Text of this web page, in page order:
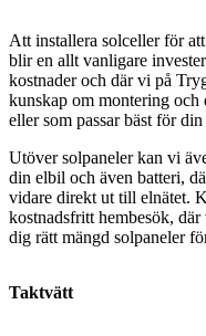
Att installera solceller för
blir en allt vanligare
kostnader och där vi på
kunskap om montering och
eller som passar bäst för
Utöver solpaneler kan vi
din elbil och även batteri,
vidare direkt ut till elnätet.
kostnadsfritt hembesök,
dig rätt mängd solpaneler
Taktvätt